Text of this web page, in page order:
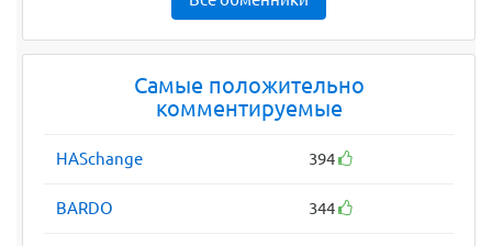
Самые положительно
комментируемые
HASchange 394
BARDO 344